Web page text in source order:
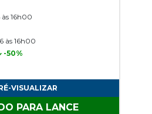
às 16h00
às 16h00
-50%
VISUALIZAR
PARA LANCE